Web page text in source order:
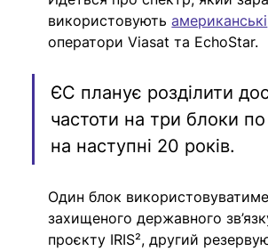
використовують американські
оператори Viasat та EchoStar.
ЄС планує розділити
частоти на три блоки
на наступні 20 років.
Один блок
захищеного державного
проєкту IRIS², другий